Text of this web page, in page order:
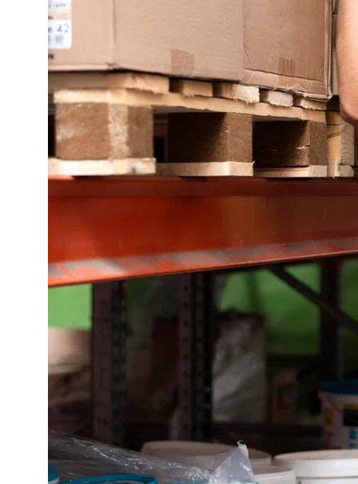
Решим похожую
задачу в вашей
компании
Оставьте заявку, быстро подберем
лучшее решение!
Расскажите нам, как мы
можем вам помочь